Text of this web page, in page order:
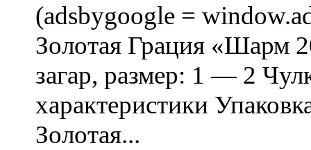
(adsbygoogle =
Золотая Грация «Шарм
загар, размер: 1 — 2
характеристики
Золотая...